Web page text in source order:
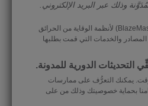
وذلك عبر البريد الإلكتروني.
تستخدم شركة بليزماستر (BlazeMaster) لأنظمة الوقاية من الحرائق
المصادر والخدمات التي قمت بطلبها
التحديثات الدورية للمدونة.
يمكنك التعرُّف على ممارسات
بحماية خصوصيتك وذلك من على